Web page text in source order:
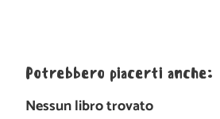
Potrebbero piacerti anche:
Nessun libro trovato